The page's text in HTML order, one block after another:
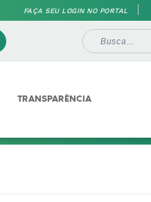
FAÇA SEU LOGIN NO PORTAL
TRANSPARÊNCIA